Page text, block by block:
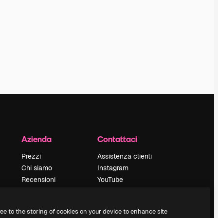
Azienda
Prezzi
Chi siamo
Recensioni
Blog
Contattaci
Assistenza clienti
Instagram
YouTube
Discord
to the storing of cookies on your device to enhance site